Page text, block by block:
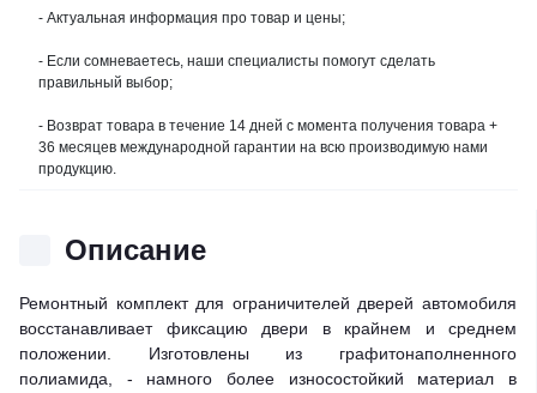
Описание
Ремонтный комплект для ограничителей дверей автомобиля
восстанавливает фиксацию двери в крайнем и среднем
положении. Изготовлены из графитонаполненного
полиамида, - намного более износостойкий материал в
- Актуальная информация про товар и цены;
- Если сомневаетесь, наши специалисты помогут сделать
правильный выбор;
- Возврат товара в течение 14 дней с момента получения товара +
36 месяцев международной гарантии на всю производимую нами
продукцию.